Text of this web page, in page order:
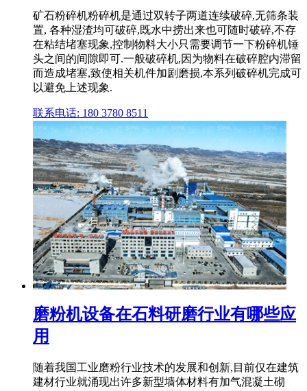
矿石粉碎机粉碎机是通过双转子两道连续破碎,无筛条装
置, 各种湿渣均可破碎,既水中捞出来也可随时破碎,不存
在粘结堵塞现象,控制物料大小只需要调节一下粉碎机锤
头之间的间隙即可.一般破碎机,因为物料在破碎腔内滞留
而造成堵塞,致使相关机件加剧磨损,本系列破碎机完成可
以避免上述现象.
联系电话: 180 3780 8511
磨粉机设备在石料研磨行业有哪些应
用
随着我国工业磨粉行业技术的发展和创新,目前仅在建筑
建材行业就涌现出许多新型墙体材料有加气混凝土砌